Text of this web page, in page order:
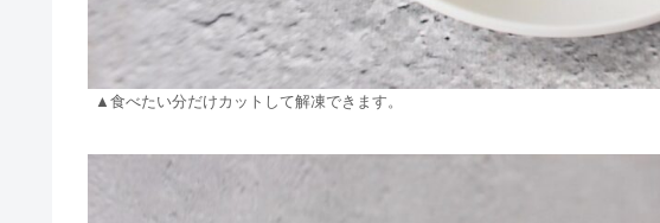
▲食べたい分だけカットして解凍できます。